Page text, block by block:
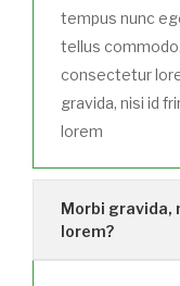
tempus nunc
tellus
consectetur
gravida, nisi id
lorem
Morbi
lorem?